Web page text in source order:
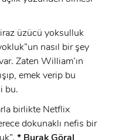
üzücü yoksulluk
nasıl bir şey
Zaten William’ın
emek verip bu
bu.
birlikte Netflix
dokunaklı nefis bir